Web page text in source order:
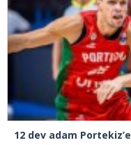
12 dev adam